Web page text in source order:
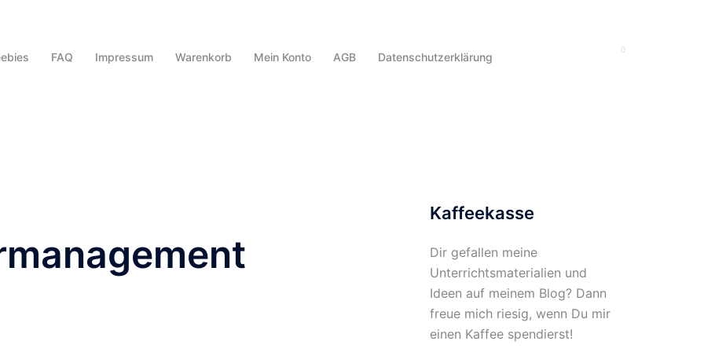
FAQ Impressum Warenkorb Mein Konto AGB Datenschutzerklärung
0
Kaffeekasse
Dir gefallen meine
Unterrichtsmaterialien und
Ideen auf meinem Blog? Dann
freue mich riesig, wenn Du mir
einen Kaffee spendierst!